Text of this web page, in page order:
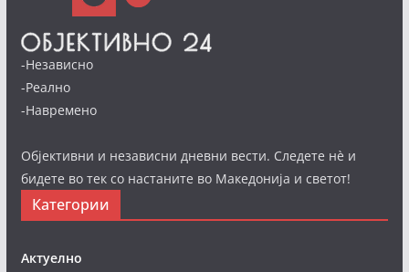
-Независно
-Реално
-Навремено
Објективни и независни дневни вести. Следете нè и
бидете во тек со настаните во Македонија и светот!
Категории
Актуелно